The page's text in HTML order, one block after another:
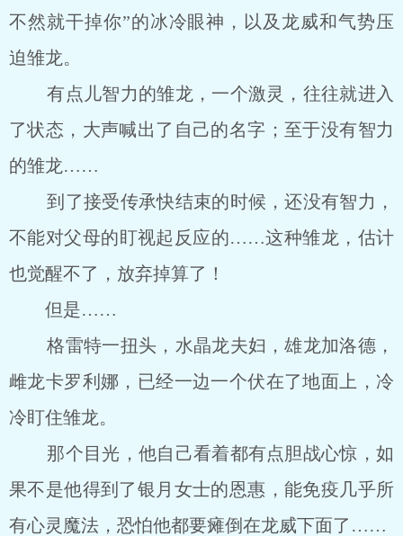
不然就干掉你”的冰冷眼神，以及龙威和气势压
迫雏龙。
有点儿智力的雏龙，一个激灵，往往就进入
了状态，大声喊出了自己的名字；至于没有智力
的雏龙……
到了接受传承快结束的时候，还没有智力，
不能对父母的盯视起反应的……这种雏龙，估计
也觉醒不了，放弃掉算了！
但是……
格雷特一扭头，水晶龙夫妇，雄龙加洛德，
雌龙卡罗利娜，已经一边一个伏在了地面上，冷
冷盯住雏龙。
那个目光，他自己看着都有点胆战心惊，如
果不是他得到了银月女士的恩惠，能免疫几乎所
有心灵魔法，恐怕他都要瘫倒在龙威下面了……